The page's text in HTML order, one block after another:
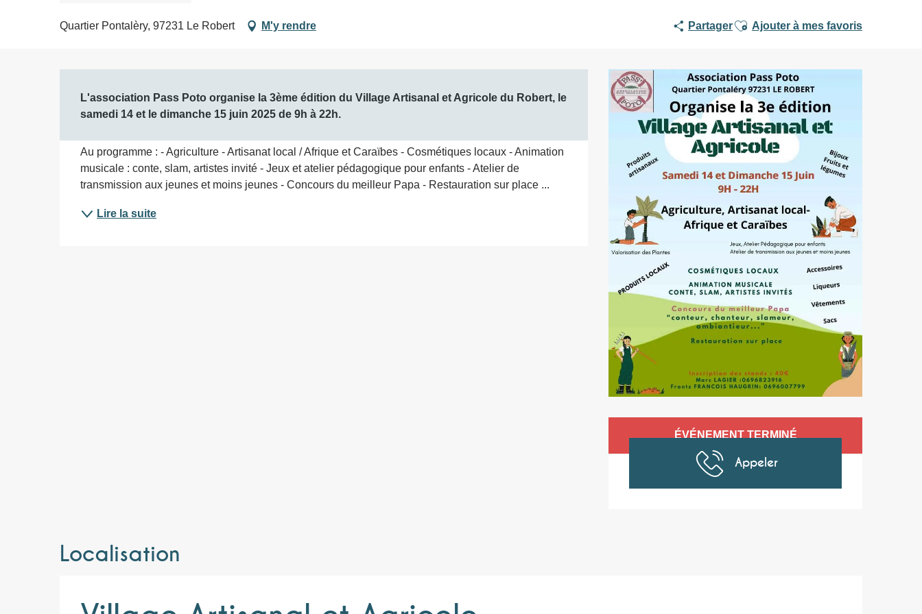
Quartier Pontalèry, 97231 Le Robert M'y rendre PartagerAjouter aux favoris
Ajouter à mes favoris
Ouverture et
ÉVÉNEMENT TERMINÉ
Appeler
Description
L'association Pass Poto organise la 3ème édition du Village Artisanal et Agricole du Robert, le
samedi 14 et le dimanche 15 juin 2025 de 9h à 22h.
Au programme : - Agriculture - Artisanat local / Afrique et Caraïbes - Cosmétiques locaux - Animation
musicale : conte, slam, artistes invité - Jeux et atelier pédagogique pour enfants - Atelier de
transmission aux jeunes et moins jeunes - Concours du meilleur Papa - Restauration sur place ...
Lire la suite
Localisation